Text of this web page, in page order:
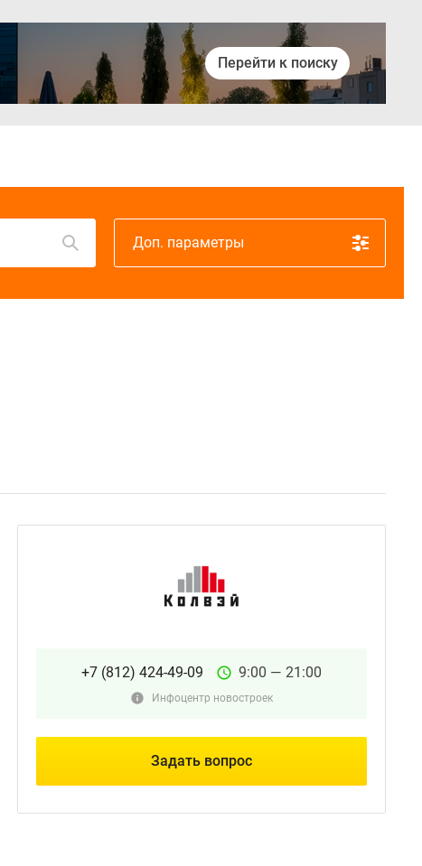
Перейти к поиску
Доп. параметры
+7 (812) 424-49-09 9:00 — 21:00
Инфоцентр новостроек
Задать вопрос